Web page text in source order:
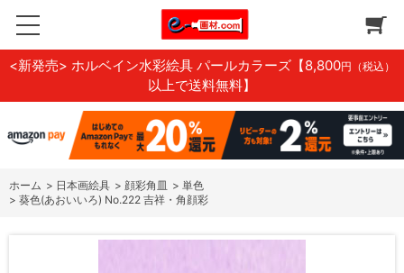
<新発売> ホルベイン水彩絵具 パールカラーズ 【8,800円（税込）
以上で送料無料】
ホーム > 日本画絵具 > 顔彩角皿 > 単色
> 葵色(あおいいろ) No.222 吉祥・角顔彩